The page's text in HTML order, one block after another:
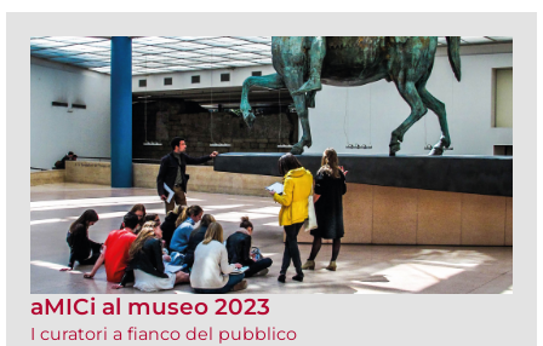
aMICi al museo 2023
I curatori a fianco del pubblico